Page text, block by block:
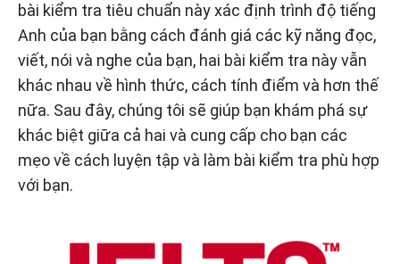
bài kiểm tra tiêu chuẩn này xác định trình độ tiếng
Anh của bạn bằng cách đánh giá các kỹ năng đọc,
viết, nói và nghe của bạn, hai bài kiểm tra này vẫn
khác nhau về hình thức, cách tính điểm và hơn thế
nữa. Sau đây, chúng tôi sẽ giúp bạn khám phá sự
khác biệt giữa cả hai và cung cấp cho bạn các
mẹo về cách luyện tập và làm bài kiểm tra phù hợp
với bạn.